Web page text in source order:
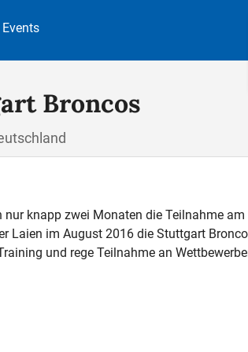
Events
Broncos
nur knapp zwei Monaten die Teilnahme
Laien im August 2016 die Stuttgart
und rege Teilnahme an